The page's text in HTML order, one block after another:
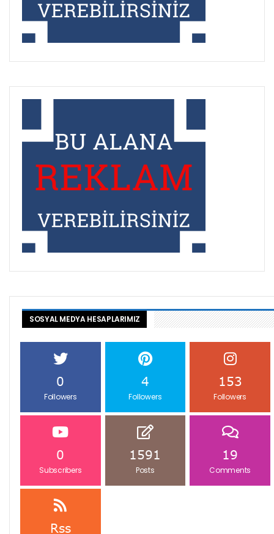
SOSYAL MEDYA HESAPLARIMIZ
0
Followers
4
Followers
153
Followers
0
Subscribers
1591
Posts
19
Comments
Rss